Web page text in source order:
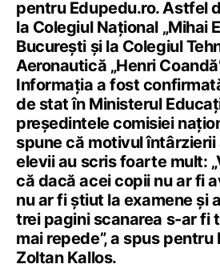
pentru Edupedu.ro. Astfel
la Colegiul Național „Mihai
București și la Colegiul
Aeronautică „Henri
Informația a fost
de stat în Ministerul
președintele comisiei
spune că motivul
elevii au scris foarte mult:
că dacă acei copii nu ar fi
nu ar fi știut la examene și
trei pagini scanarea s-ar fi
mai repede”, a spus pentru
Zoltan Kallos.